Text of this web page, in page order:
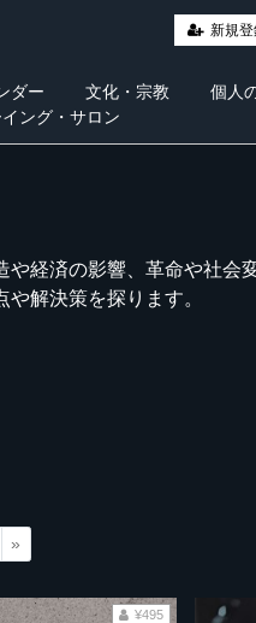
新規
ダー 文化・宗教
個人
ング・サロン
経済の影響、革命や社会
解決策を探ります。
»
¥495